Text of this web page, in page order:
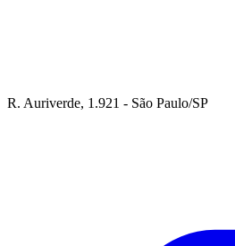
R. Auriverde, 1.921 - São Paulo/SP